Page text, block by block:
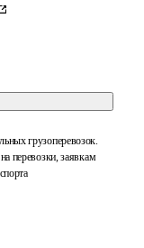
грузоперевозок.
перевозки, заявкам